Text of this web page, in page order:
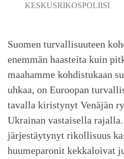
KESKUSRIKOSPOLIISI
Suomen turvallisuuteen
enemmän haasteita kuin
maahamme kohdistukaan
uhkaa, on Euroopan
tavalla kiristynyt Venäjän
Ukrainan vastaisella
järjestäytynyt rikollisuus
huumeparonit kekkaloivat